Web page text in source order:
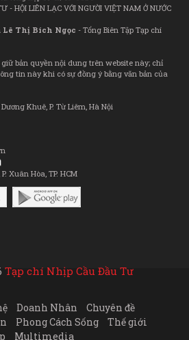
- HỘI LIÊN LẠC VỚI NGƯỜI VIỆT NAM Ở NƯỚC
Lê Thị Bích Ngọc - Tổng Biên Tập Tạp chí
giữ bản quyền nội dung trên website này; chỉ
tin này khi có sự đồng ý bằng văn bản của
Khuê, P. Từ Liêm, Hà Nội
Xuân Hòa, TP. HCM
Tạp chí Nhịp Cầu Đầu Tư
Doanh Nhân
Chuyên đề
Phong Cách Sống
Thế giới
Multimedia